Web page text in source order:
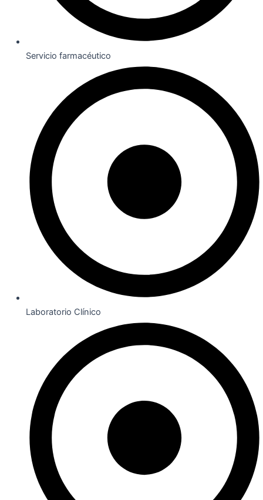
Servicio farmacéutico
Laboratorio Clínico